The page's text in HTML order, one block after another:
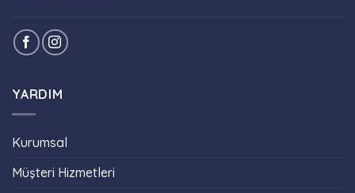
YARDIM
Kurumsal
Müşteri Hizmetleri